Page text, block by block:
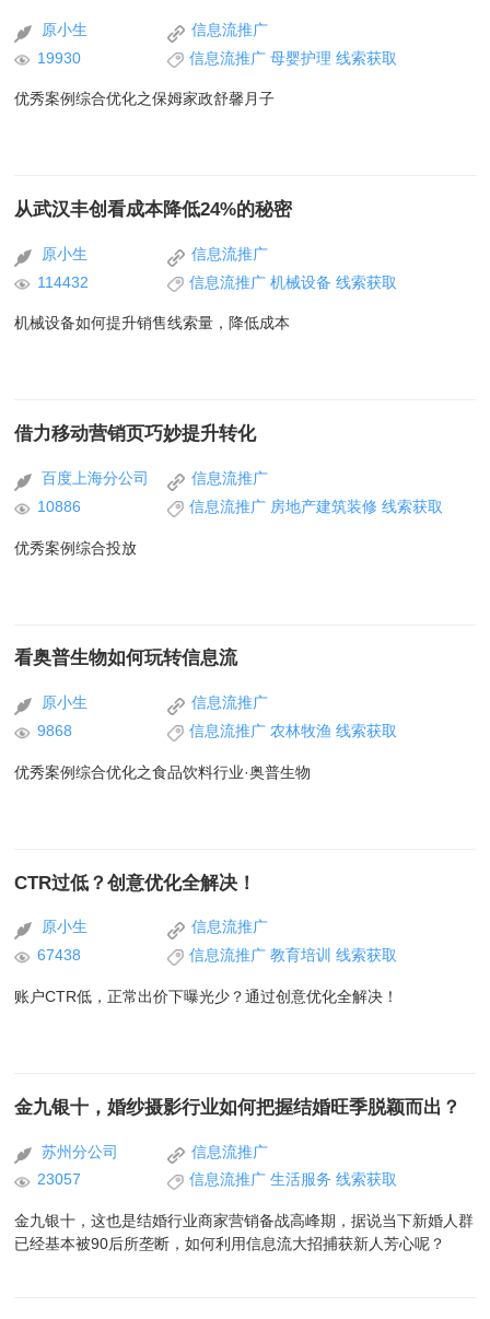
原小生
信息流推广
19930
信息流推广 母婴护理 线索获取
优秀案例综合优化之保姆家政舒馨月子
从武汉丰创看成本降低24%的秘密
原小生
信息流推广
114432
信息流推广 机械设备 线索获取
机械设备如何提升销售线索量，降低成本
借力移动营销页巧妙提升转化
百度上海分公司
信息流推广
10886
信息流推广 房地产建筑装修 线索获取
优秀案例综合投放
看奥普生物如何玩转信息流
原小生
信息流推广
9868
信息流推广 农林牧渔 线索获取
优秀案例综合优化之食品饮料行业·奥普生物
CTR过低？创意优化全解决！
原小生
信息流推广
67438
信息流推广 教育培训 线索获取
账户CTR低，正常出价下曝光少？通过创意优化全解决！
金九银十，婚纱摄影行业如何把握结婚旺季脱颖而出？
苏州分公司
信息流推广
23057
信息流推广 生活服务 线索获取
金九银十，这也是结婚行业商家营销备战高峰期，据说当下新婚人群
已经基本被90后所垄断，如何利用信息流大招捕获新人芳心呢？